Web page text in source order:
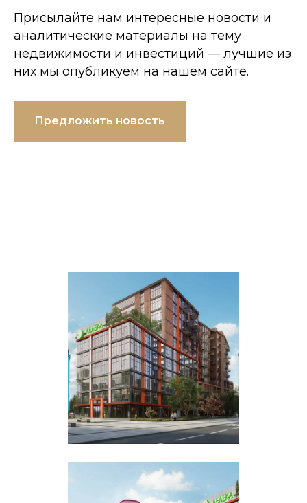
Присылайте нам интересные новости и
аналитические материалы на тему
недвижимости и инвестиций — лучшие из
них мы опубликуем на нашем сайте.
Предложить новость